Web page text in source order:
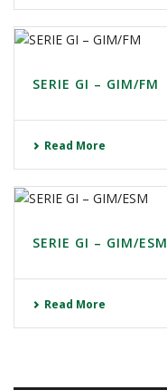
SERIE GI – GIM/FM
Read More
SERIE GI – GIM/ESM
Read More